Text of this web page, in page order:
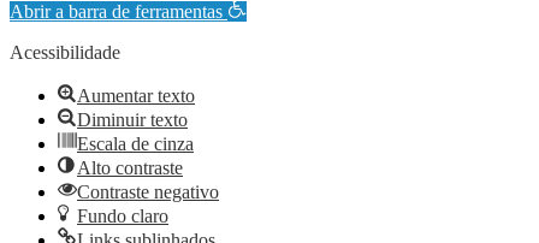
Abrir a barra de ferramentas
Acessibilidade
Aumentar texto
Diminuir texto
Escala de cinza
Alto contraste
Contraste negativo
Fundo claro